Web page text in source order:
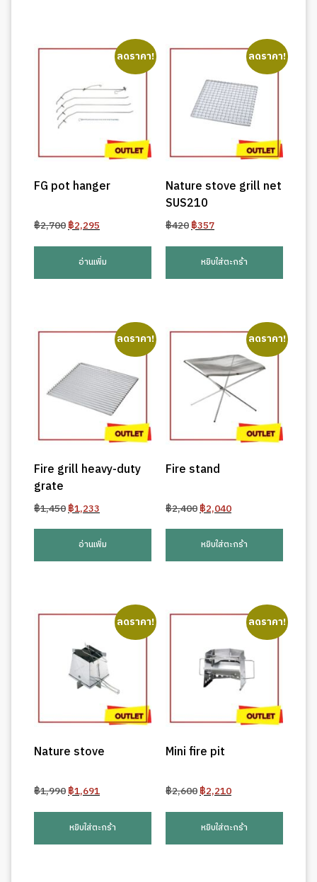
ลดราคา!
FG pot hanger
฿2,700Original
was:
฿2,700.
฿2,295
is:
฿2,295.
อ่านเพิ่ม
ลดราคา!
Nature stove grill net
SUS210
฿420Original
฿420.
฿357Current
is:
฿357.
หยิบใส่ตะกร้า
ลดราคา!
Fire grill heavy-duty
grate
฿1,450Original
was:
฿1,450.
฿1,233
is:
฿1,233.
อ่านเพิ่ม
ลดราคา!
Fire stand
฿2,400Original
was:
฿2,400.
฿2,040Current
฿2,040.
หยิบใส่ตะกร้า
ลดราคา!
Nature stove
฿1,990Original
was:
฿1,990.
฿1,691Current
฿1,691.
หยิบใส่ตะกร้า
ลดราคา!
Mini fire pit
฿2,600Original
was:
฿2,600.
฿2,210Current
฿2,210.
หยิบใส่ตะกร้า